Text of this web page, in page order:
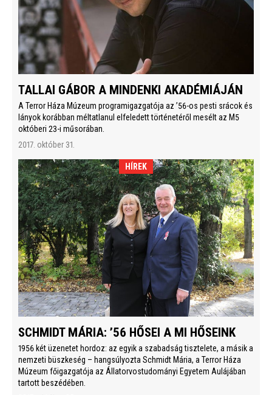
TALLAI GÁBOR A MINDENKI AKADÉMIÁJÁN
A Terror Háza Múzeum programigazgatója az ’56-os pesti srácok és
lányok korábban méltatlanul elfeledett történetéről mesélt az M5
októberi 23-i műsorában.
2017. október 31.
HÍREK
SCHMIDT MÁRIA: ’56 HŐSEI A MI HŐSEINK
1956 két üzenetet hordoz: az egyik a szabadság tisztelete, a másik a
nemzeti büszkeség – hangsúlyozta Schmidt Mária, a Terror Háza
Múzeum főigazgatója az Állatorvostudományi Egyetem Aulájában
tartott beszédében.